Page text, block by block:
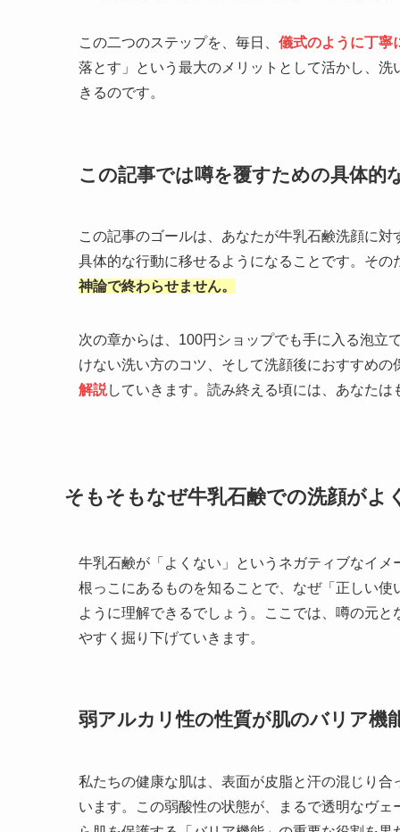
この二つのステップを、毎日、 儀式のように丁寧
落とす」という最大のメリットとして活かし、
きるのです。
この記事では噂を覆すための具体的
この記事のゴールは、あなたが牛乳石鹸洗顔に
具体的な行動に移せるようになることです。そ
神論で終わらせません。
次の章からは、100円ショップでも手に入る泡立
けない洗い方のコツ、そして洗顔後におすすめの
解説していきます。読み終える頃には、あなた
そもそもなぜ牛乳石鹸での洗顔が
牛乳石鹸が「よくない」というネガティブなイ
根っこにあるものを知ることで、なぜ「正しい
ように理解できるでしょう。ここでは、噂の元
やすく掘り下げていきます。
弱アルカリ性の性質が肌のバリア機
私たちの健康な肌は、表面が皮脂と汗の混じり
います。この弱酸性の状態が、まるで透明なヴ